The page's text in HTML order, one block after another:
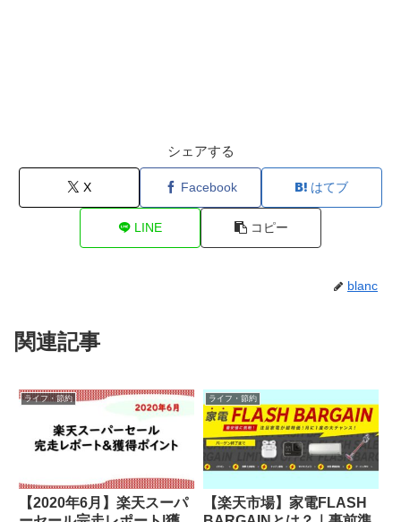
シェアする
X Facebook はてブ
LINE コピー
blanc
関連記事
ライフ・節約
【2020年6月】楽天スーパ
ライフ・節約
【楽天市場】家電FLASH